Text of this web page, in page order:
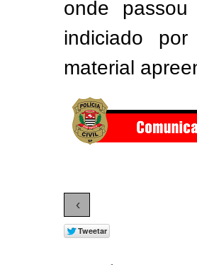
onde
passou
indiciado
material
‹